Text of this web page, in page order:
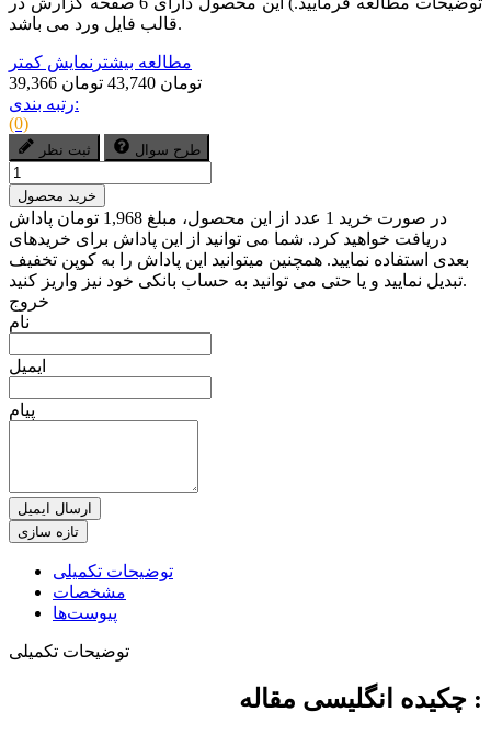
قالب فایل ورد می باشد.
مطالعه بیشتر نمایش کمتر
39,366 تومان 43,740 تومان
رتبه بندی:
(0)
ثبت نظر طرح سوال
خرید محصول
در صورت خرید 1 عدد از این محصول، مبلغ 1,968 تومان پاداش
دریافت خواهید کرد. شما می توانید از این پاداش برای خریدهای
بعدی استفاده نمایید. همچنین میتوانید این پاداش را به کوپن تخفیف
تبدیل نمایید و یا حتی می توانید به حساب بانکی خود نیز واریز کنید.
خروج
نام
ایمیل
پیام
ارسال ایمیل
توضیحات تکمیلی
مشخصات
پیوست‌ها
توضیحات تکمیلی
چکیده انگلیسی مقاله :